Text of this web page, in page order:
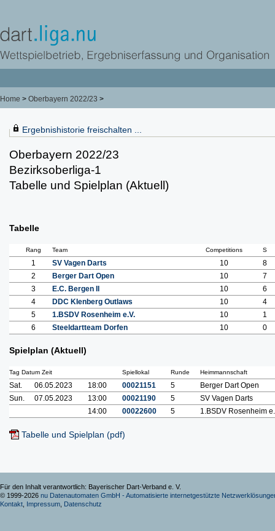
Home > Oberbayern 2022/23 >
Ergebnishistorie freischalten ...
Oberbayern 2022/23
Bezirksoberliga-1
Tabelle und Spielplan (Aktuell)
Tabelle
Rang Team Competitions S
1 SV Vagen Darts 10
8
2
Berger Dart Open 10
7
3
E.C. Bergen II 10
6
4
DDC KIenberg Outlaws 10
4
5
1.BSDV Rosenheim e.V. 10
1
6
Steeldartteam Dorfen 10 0
Spielplan (Aktuell)
Tag Datum Zeit Spiellokal Runde Heimmannschaft
Sat. 06.05.2023 18:00 00021151 5
Berger Dart Open
Sun.
07.05.2023 13:00 00021190 5
SV Vagen Darts
14:00
00022600 5 1.BSDV Rosenheim
Tabelle und Spielplan (pdf)
Für den Inhalt verantwortlich: Bayerischer Dart-Verband e. V.
© 1999-2026 nu Datenautomaten GmbH - Automatisierte internetgestützte
Kontakt Impressum Datenschutz